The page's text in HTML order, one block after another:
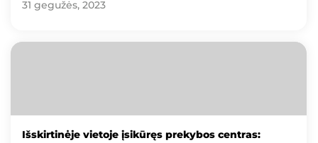
31 gegužės, 2023
Išskirtinėje vietoje įsikūręs prekybos centras: